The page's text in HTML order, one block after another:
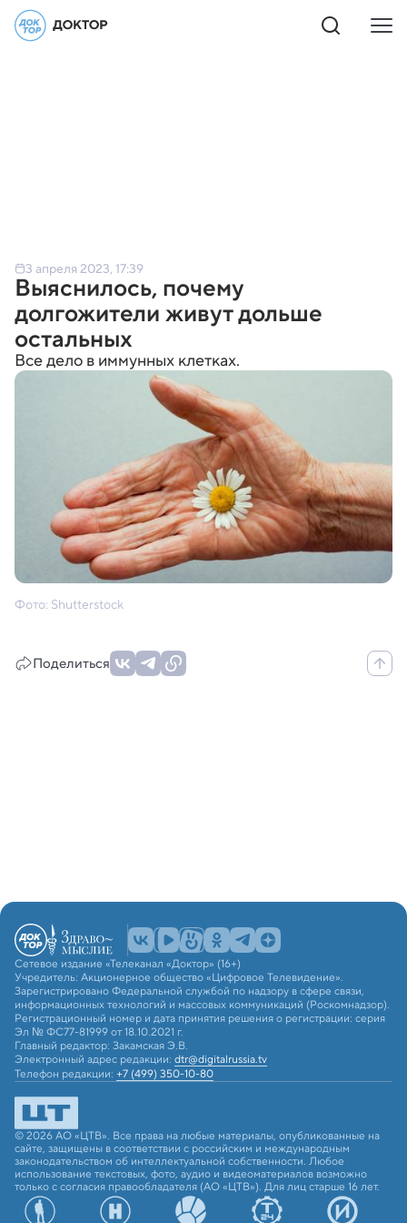
3 апреля 2023, 17:39
Выяснилось, почему
долгожители живут дольше
остальных
Все дело в иммунных клетках.
Фото: Shutterstock
Поделиться
Сетевое издание «Телеканал «Доктор» (16+)
Учредитель: Акционерное общество «Цифровое Телевидение».
Зарегистрировано Федеральной службой по надзору в сфере связи,
информационных технологий и массовых коммуникаций (Роскомнадзор).
Регистрационный номер и дата принятия решения о регистрации: серия
Эл № ФС77-81999 от 18.10.2021 г.
Главный редактор: Закамская Э.В.
Электронный адрес редакции: dtr@digitalrussia.tv
Телефон редакции: +7 (499) 350-10-80
© 2026 АО «ЦТВ». Все права на любые материалы, опубликованные на
сайте, защищены в соответствии с российским и международным
законодательством об интеллектуальной собственности. Любое
использование текстовых, фото, аудио и видеоматериалов возможно
только с согласия правообладателя (АО «ЦТВ»). Для лиц старше 16 лет.